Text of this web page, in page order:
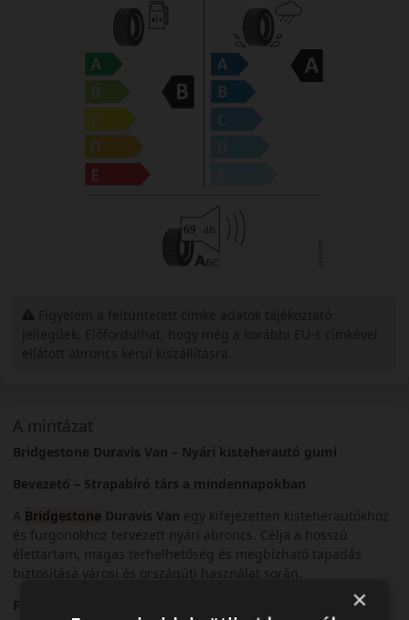
A mintázat
Bridgestone Duravis Van – Nyári kisteherautó gumi
Bevezető – Strapabíró társ a mindennapokban
A Bridgestone Duravis Van egy kifejezetten kisteherautókhoz
és furgonokhoz tervezett nyári abroncs. Célja a hosszú
élettartam, magas terhelhetőség és megbízható tapadás
biztosítása városi és országúti használat során.
Futófelület és tapadás
×